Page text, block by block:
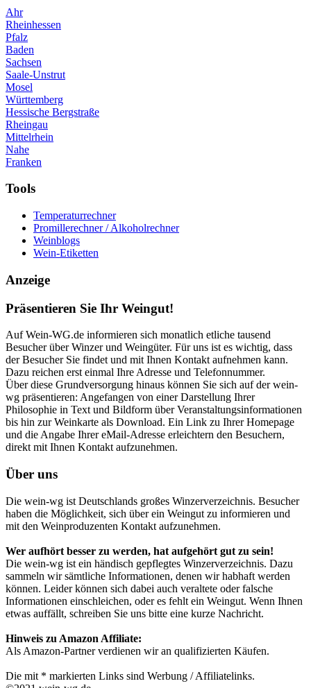
Ahr
Rheinhessen
Pfalz
Baden
Sachsen
Saale-Unstrut
Mosel
Württemberg
Hessische Bergstraße
Rheingau
Mittelrhein
Nahe
Franken
Tools
Temperaturrechner
Promillerechner / Alkoholrechner
Weinblogs
Wein-Etiketten
Anzeige
Präsentieren Sie Ihr Weingut!
Auf Wein-WG.de informieren sich monatlich etliche tausend
Besucher über Winzer und Weingüter. Für uns ist es wichtig, dass
der Besucher Sie findet und mit Ihnen Kontakt aufnehmen kann.
Dazu reichen erst einmal Ihre Adresse und Telefonnummer.
Über diese Grundversorgung hinaus können Sie sich auf der wein-
wg präsentieren: Angefangen von einer Darstellung Ihrer
Philosophie in Text und Bildform über Veranstaltungsinformationen
bis hin zur Weinkarte als Download. Ein Link zu Ihrer Homepage
und die Angabe Ihrer eMail-Adresse erleichtern den Besuchern,
direkt mit Ihnen Kontakt aufzunehmen.
Über uns
Die wein-wg ist Deutschlands großes Winzerverzeichnis. Besucher
haben die Möglichkeit, sich über ein Weingut zu informieren und
mit den Weinproduzenten Kontakt aufzunehmen.
Wer aufhört besser zu werden, hat aufgehört gut zu sein!
Die wein-wg ist ein händisch gepflegtes Winzerverzeichnis. Dazu
sammeln wir sämtliche Informationen, denen wir habhaft werden
können. Leider können sich dabei auch veraltete oder falsche
Informationen einschleichen, oder es fehlt ein Weingut. Wenn Ihnen
etwas auffällt, schreiben Sie uns bitte eine kurze Nachricht.
Hinweis zu Amazon Affiliate:
Als Amazon-Partner verdienen wir an qualifizierten Käufen.
Die mit * markierten Links sind Werbung / Affiliatelinks.